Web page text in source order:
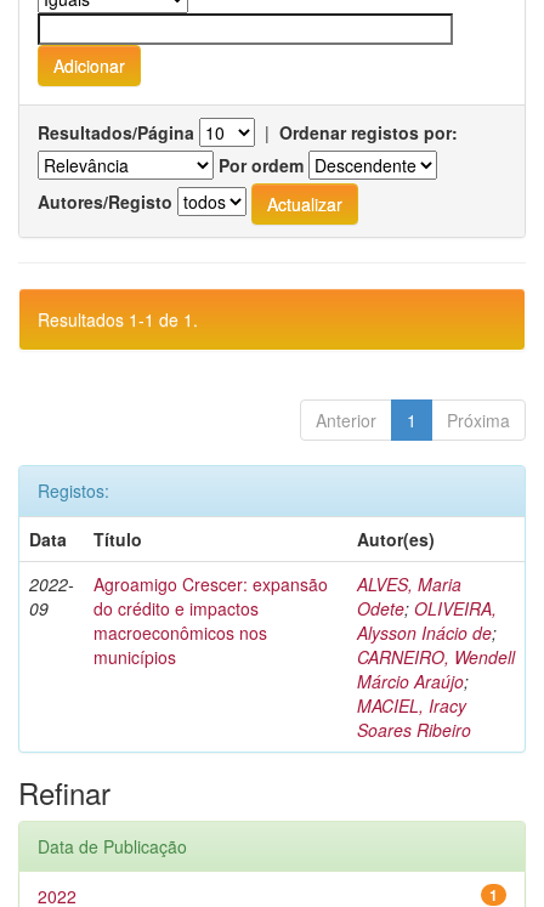
Resultados/Página | Ordenar registos por:
Por ordem
Autores/Registo
Resultados 1-1 de 1.
Anterior 1 Próxima
Registos:
Data
Título
Autor(es)
2022-
09
Agroamigo Crescer: expansão
do crédito e impactos
macroeconômicos nos
municípios
ALVES, Maria
Odete; OLIVEIRA,
Alysson Inácio de;
CARNEIRO, Wendell
Márcio Araújo;
MACIEL, Iracy
Soares Ribeiro
Refinar
Data de Publicação
1
2022